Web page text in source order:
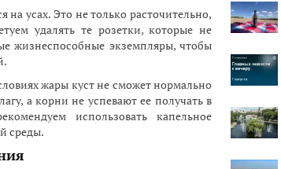
на усах. Это не только расточительно,
удалять те розетки, которые не
жизнеспособные экземпляры, чтобы
жары куст не сможет нормально
а корни не успевают ее получать в
использовать капельное
среды.